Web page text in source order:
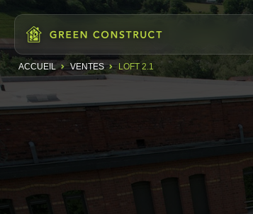
ACCUEIL VENTES LOFT 2.1